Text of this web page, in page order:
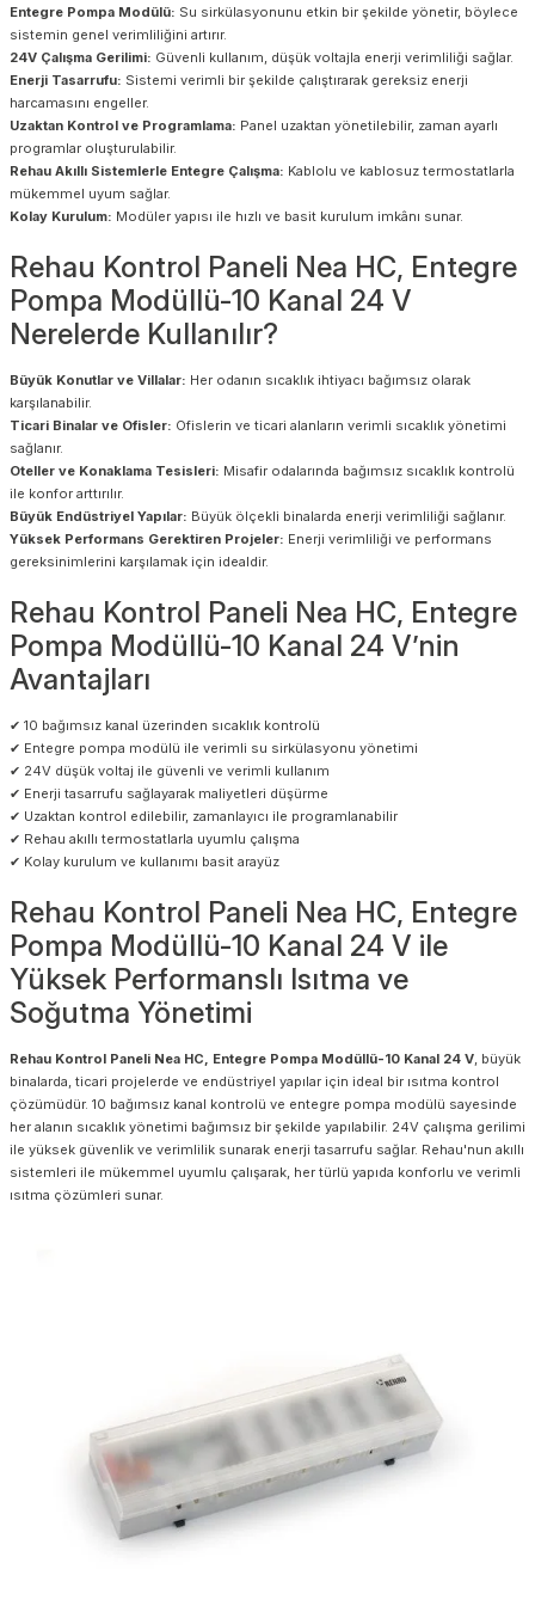
Entegre Pompa Modülü: Su sirkülasyonunu etkin bir şekilde yönetir, böylece
sistemin genel verimliliğini artırır.
24V Çalışma Gerilimi: Güvenli kullanım, düşük voltajla enerji verimliliği sağlar.
Enerji Tasarrufu: Sistemi verimli bir şekilde çalıştırarak gereksiz enerji
harcamasını engeller.
Uzaktan Kontrol ve Programlama: Panel uzaktan yönetilebilir, zaman ayarlı
programlar oluşturulabilir.
Rehau Akıllı Sistemlerle Entegre Çalışma: Kablolu ve kablosuz termostatlarla
mükemmel uyum sağlar.
Kolay Kurulum: Modüler yapısı ile hızlı ve basit kurulum imkânı sunar.
Rehau Kontrol Paneli Nea HC, Entegre
Pompa Modüllü-10 Kanal 24 V
Nerelerde Kullanılır?
Büyük Konutlar ve Villalar: Her odanın sıcaklık ihtiyacı bağımsız olarak
karşılanabilir.
Ticari Binalar ve Ofisler: Ofislerin ve ticari alanların verimli sıcaklık yönetimi
sağlanır.
Oteller ve Konaklama Tesisleri: Misafir odalarında bağımsız sıcaklık kontrolü
ile konfor arttırılır.
Büyük Endüstriyel Yapılar: Büyük ölçekli binalarda enerji verimliliği sağlanır.
Yüksek Performans Gerektiren Projeler: Enerji verimliliği ve performans
gereksinimlerini karşılamak için idealdir.
Rehau Kontrol Paneli Nea HC, Entegre
Pompa Modüllü-10 Kanal 24 V’nin
Avantajları
✔ 10 bağımsız kanal üzerinden sıcaklık kontrolü
✔ Entegre pompa modülü ile verimli su sirkülasyonu yönetimi
✔ 24V düşük voltaj ile güvenli ve verimli kullanım
✔ Enerji tasarrufu sağlayarak maliyetleri düşürme
✔ Uzaktan kontrol edilebilir, zamanlayıcı ile programlanabilir
✔ Rehau akıllı termostatlarla uyumlu çalışma
✔ Kolay kurulum ve kullanımı basit arayüz
Rehau Kontrol Paneli Nea HC, Entegre
Pompa Modüllü-10 Kanal 24 V ile
Yüksek Performanslı Isıtma ve
Soğutma Yönetimi
Rehau Kontrol Paneli Nea HC, Entegre Pompa Modüllü-10 Kanal 24 V , büyük
binalarda, ticari projelerde ve endüstriyel yapılar için ideal bir ısıtma kontrol
çözümüdür. 10 bağımsız kanal kontrolü ve entegre pompa modülü sayesinde
her alanın sıcaklık yönetimi bağımsız bir şekilde yapılabilir. 24V çalışma gerilimi
ile yüksek güvenlik ve verimlilik sunarak enerji tasarrufu sağlar. Rehau'nun akıllı
sistemleri ile mükemmel uyumlu çalışarak, her türlü yapıda konforlu ve verimli
ısıtma çözümleri sunar.